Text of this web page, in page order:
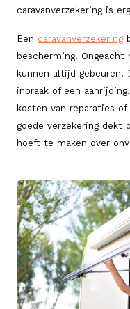
caravanverzekering is
Een caravanverzekering
bescherming.
kunnen altijd gebeuren.
inbraak of een
kosten van reparaties of
goede verzekering dekt
hoeft te maken over